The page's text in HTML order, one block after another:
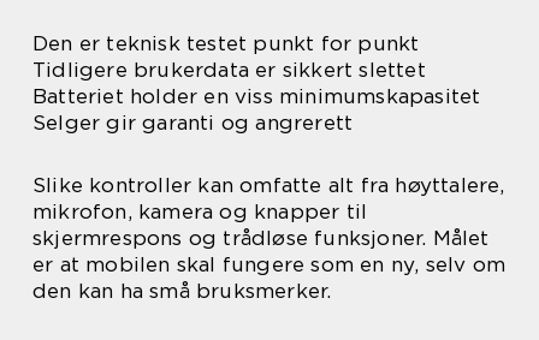
Den er teknisk testet punkt for punkt
Tidligere brukerdata er sikkert slettet
Batteriet holder en viss minimumskapasitet
Selger gir garanti og angrerett
Slike kontroller kan omfatte alt fra høyttalere,
mikrofon, kamera og knapper til
skjermrespons og trådløse funksjoner. Målet
er at mobilen skal fungere som en ny, selv om
den kan ha små bruksmerker.